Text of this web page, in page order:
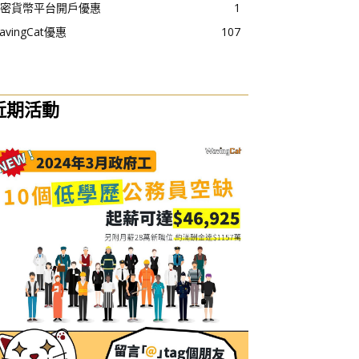
貨幣平台開戶優惠
1
優惠
107
期活動